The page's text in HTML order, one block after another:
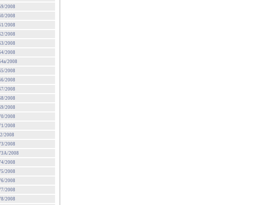
2008
2008
2008
2008
2008
2008
2008
2008
2008
2008
2008
2008
2008
2008
2008
2008
2008
2008
2008
2008
2008
2008